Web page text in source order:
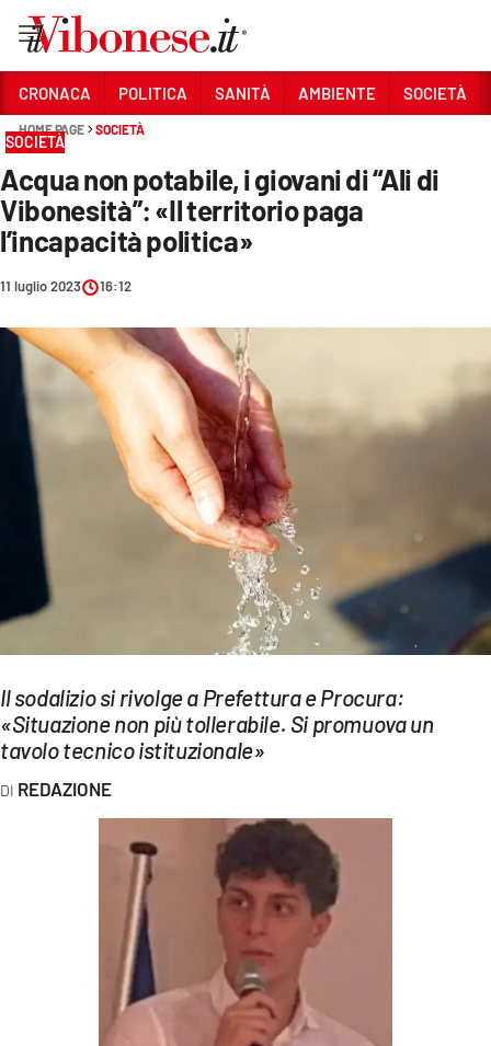
Sezioni
CRONACA
POLITICA
SOCIETÀ
CULTURA
ECONOMIA E LAVORO
EVENTI
SPORT
Streaming
LAC TV
LAC NETWORK
LAC ONAIR
LACITYMAG.IT
CRONACA POLITICA SANITÀ AMBIENTE SOCIETÀ
HOME PAGE SOCIETÀ
SOCIETÀ
Acqua non potabile, i giovani di “Ali di
Vibonesità”: «Il territorio paga
l’incapacità politica»
11 luglio 2023 16:12
Il sodalizio si rivolge a Prefettura e Procura:
«Situazione non più tollerabile. Si promuova un
tavolo tecnico istituzionale»
REDAZIONE